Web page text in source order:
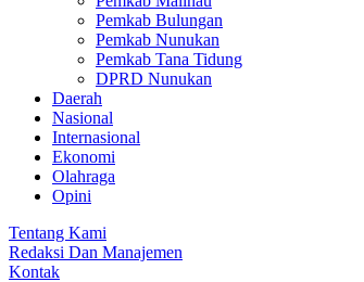
Pemkab Bulungan
Pemkab Nunukan
Pemkab Tana Tidung
DPRD Nunukan
Daerah
Nasional
Internasional
Ekonomi
Olahraga
Opini
Tentang Kami
Redaksi Dan Manajemen
Kontak